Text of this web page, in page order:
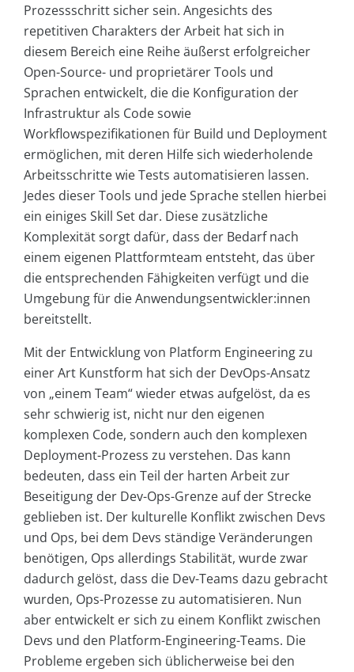
Prozessschritt sicher sein. Angesichts des
repetitiven Charakters der Arbeit hat sich in
diesem Bereich eine Reihe äußerst erfolgreicher
Open-Source- und proprietärer Tools und
Sprachen entwickelt, die die Konfiguration der
Infrastruktur als Code sowie
Workflowspezifikationen für Build und Deployment
ermöglichen, mit deren Hilfe sich wiederholende
Arbeitsschritte wie Tests automatisieren lassen.
Jedes dieser Tools und jede Sprache stellen hierbei
ein einiges Skill Set dar. Diese zusätzliche
Komplexität sorgt dafür, dass der Bedarf nach
einem eigenen Plattformteam entsteht, das über
die entsprechenden Fähigkeiten verfügt und die
Umgebung für die Anwendungsentwickler:innen
bereitstellt.
Mit der Entwicklung von Platform Engineering zu
einer Art Kunstform hat sich der DevOps-Ansatz
von „einem Team“ wieder etwas aufgelöst, da es
sehr schwierig ist, nicht nur den eigenen
komplexen Code, sondern auch den komplexen
Deployment-Prozess zu verstehen. Das kann
bedeuten, dass ein Teil der harten Arbeit zur
Beseitigung der Dev-Ops-Grenze auf der Strecke
geblieben ist. Der kulturelle Konflikt zwischen Devs
und Ops, bei dem Devs ständige Veränderungen
benötigen, Ops allerdings Stabilität, wurde zwar
dadurch gelöst, dass die Dev-Teams dazu gebracht
wurden, Ops-Prozesse zu automatisieren. Nun
aber entwickelt er sich zu einem Konflikt zwischen
Devs und den Platform-Engineering-Teams. Die
Probleme ergeben sich üblicherweise bei den